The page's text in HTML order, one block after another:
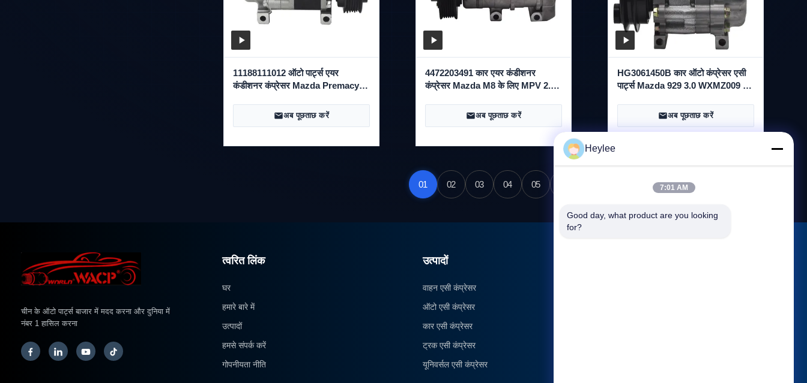
11188111012 ऑटो पार्ट्स एयर
कंडीशनर कंप्रेसर Mazda Premacy
अब पूछताछ करें
4472203491 कार एयर कंडीशनर
कंप्रेसर Mazda M8 के लिए MPV 2.5
अब पूछताछ करें
HG3061450B कार ऑटो कंप्रेसर एसी
पार्ट्स Mazda 929 3.0 WXMZ009 के
अब पूछताछ करें
01 02 03 04 05
चीन के ऑटो पार्ट्स बाजार में मदद करना और दुनिया में
नंबर 1 हासिल करना
त्वरित लिंक
घर
हमारे बारे में
उत्पादों
हमसे संपर्क करें
गोपनीयता नीति
उत्पादों
वाहन एसी कंप्रेसर
ऑटो एसी कंप्रेसर
कार एसी कंप्रेसर
ट्रक एसी कंप्रेसर
यूनिवर्सल एसी कंप्रेसर
Heylee
7:01 AM
Good day, what product are you looking
for?